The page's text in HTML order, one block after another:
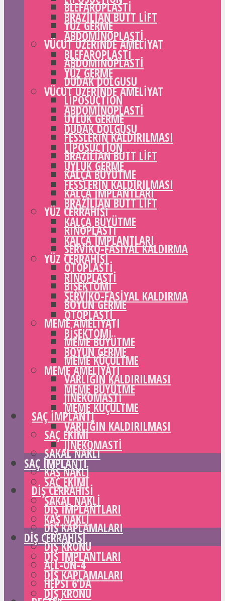
BLEFAROPLASTI
YÜZ GERME
VÜCUT ÜZERINDE AMELIYAT
ABDOMINOPLASTI
DUDAK DOLGUSU
LIPOSUCTION
UYLUK GERME
FESSLERIN KALDIRILMASI
BRAZILIAN BUTT LIFT
KALÇA BÜYÜTME
KALÇA IMPLANTLARI
YÜZ CERRAHISI
RINOPLASTI
SERVIKO-FASIYAL KALDIRMA
OTOPLASTI
BIŞEKTOMI
BOYUN GERME
MEME AMELIYATI
MEME BÜYÜTME
MEME KÜÇÜLTME
VARLIĞIN KALDIRILMASI
JINEKOMASTI
SAÇ IMPLANTI
SAÇ EKIMI
SAKAL NAKLI
KAŞ NAKLI
DIŞ CERRAHISI
DIŞ IMPLANTLARI
DIŞ KAPLAMALARI
DIŞ KRONU
ALL-ON-4
HEPSI 6’DA
BRAZILIAN BUTT LIFT
ABDOMINOPLASTI
BLEFAROPLASTI
YÜZ GERME
VÜCUT ÜZERINDE AMELIYAT
ABDOMINOPLASTI
DUDAK DOLGUSU
LIPOSUCTION
UYLUK GERME
FESSLERIN KALDIRILMASI
BRAZILIAN BUTT LIFT
KALÇA BÜYÜTME
KALÇA IMPLANTLARI
YÜZ CERRAHISI
RINOPLASTI
SERVIKO-FASIYAL KALDIRMA
OTOPLASTI
BIŞEKTOMI
BOYUN GERME
MEME AMELIYATI
MEME BÜYÜTME
MEME KÜÇÜLTME
VARLIĞIN KALDIRILMASI
JINEKOMASTI
SAÇ IMPLANTI
SAÇ EKIMI
SAKAL NAKLI
KAŞ NAKLI
DIŞ CERRAHISI
DIŞ IMPLANTLARI
DIŞ KAPLAMALARI
DIŞ KRONU